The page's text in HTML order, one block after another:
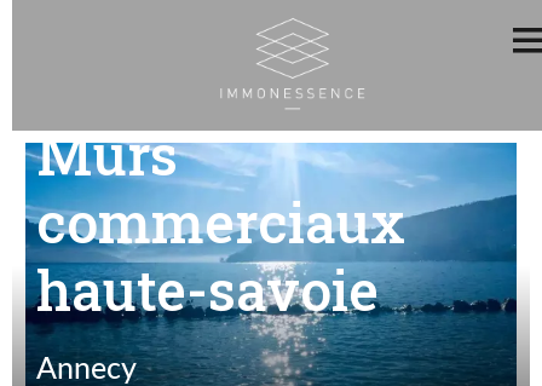
Murs
commerciaux
haute-savoie
Annecy